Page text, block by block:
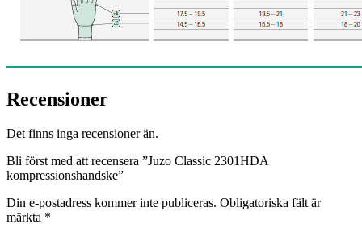
Recensioner
Det finns inga recensioner än.
Bli först med att recensera ”Juzo Classic 2301HDA
kompressionshandske”
Din e-postadress kommer inte publiceras. Obligatoriska fält är
märkta *